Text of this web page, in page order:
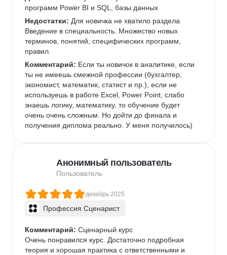
программ Power BI и SQL, базы данных
Недостатки: Для новичка не хватило раздела
Введение в специальность. Множество новых
терминов, понятий, специфических программ,
правил.
Комментарий: Если ты новичок в аналитике, если
ты не имеешь смежной профессии (бухгалтер,
экономист, математик, статист и пр.), если не
используешь в работе Excel, Power Point, слабо
знаешь логику, математику, то обучение будет
очень очень сложным. Но дойти до финала и
получения диплома реально. У меня получилось)
Анонимный пользователь
Пользователь
декабрь 2025
Профессия Сценарист
Комментарий: Сценарный курс
Очень понравился курс. Достаточно подробная
теория и хорошая практика с ответственными и